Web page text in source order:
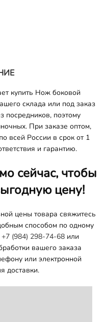
купить Нож боковой
склада или под заказ
посредников, поэтому
При заказе оптом,
всей России в срок от 1
и гарантию.
сейчас, чтобы
цену!
цены товара свяжитесь
способом по одному
+7 (984) 298-74-68 или
вашего заказа
или электронной
доставки.